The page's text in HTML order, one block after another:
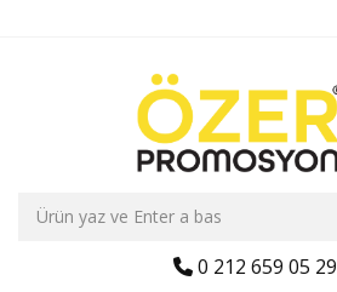
0 212 659 05 29